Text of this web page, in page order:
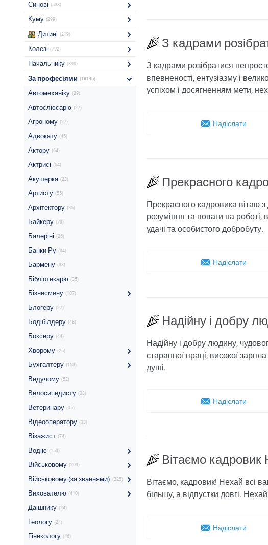
Синові (533)
Куму (299)
Дитині (219)
Колезі (792)
Начальнику (890)
За професіями (18145)
Автомеханіку (29)
Автослюсарю (27)
Агроному (27)
Адвокату (45)
Актору (64)
Актрисі (54)
Акушерка (23)
Артисту (55)
Архітектору (35)
Байкеру (73)
Балеріні (26)
Банки Ру (34)
Бармену (33)
Бібліотекарю (35)
Бізнесмену (107)
Блогеру (27)
Бодібілдеру (48)
Боксеру (44)
Хворому (25)
Бухгалтеру (153)
Ведучому (52)
Велосипедисту (33)
Ветеринару (35)
Відеооператору (33)
Візажист (74)
Водію (153)
Військовому (209)
Військовому (за званнями) (325)
Вихователю (410)
Даішнику (24)
Геологу (24)
Гінекологу (46)
З кадрами
З кадрами розібратися
впевненості, ентузіазму і
успіхом і досягненням мети,
Надіслати
Прекрасного
Прекрасного кадровика вітаю
розуміння та поваги на роботі,
удачі та особистого добробуту.
Надіслати
Надійну і добру
Надійну і добру людину,
старанної праці, високої
душі.
Надіслати
Вітаємо кадровик
Вітаємо, кадровик! Нехай всі
більшу, а відпустки довгі.
Надіслати